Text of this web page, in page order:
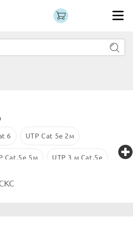
6 UTP Cat 5e 2м
Cat.5e 5м UTP 3 м Cat.5e
10 Гбит